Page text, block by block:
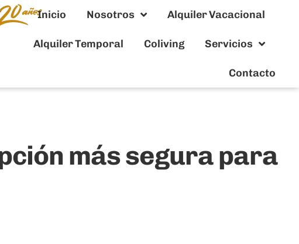
Inicio Nosotros Alquiler Vacacional
Alquiler Temporal Coliving Servicios
Contacto
más segura para